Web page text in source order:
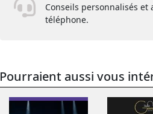
Conseils personnalisés
téléphone.
Pourraient aussi vous